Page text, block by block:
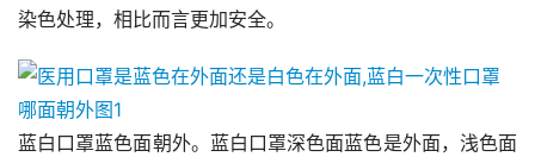
染色处理，相比而言更加安全。
蓝白口罩蓝色面朝外。蓝白口罩深色面蓝色是外面，浅色面